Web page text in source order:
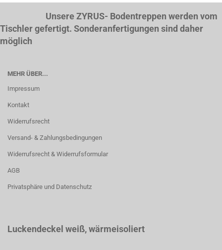
Unsere ZYRUS- Bodentreppen werden vom
Tischler gefertigt. Sonderanfertigungen sind daher
möglich
MEHR ÜBER...
Impressum
Kontakt
Widerrufsrecht
Versand- & Zahlungsbedingungen
Widerrufsrecht & Widerrufsformular
AGB
Privatsphäre und Datenschutz
Luckendeckel weiß, wärmeisoliert